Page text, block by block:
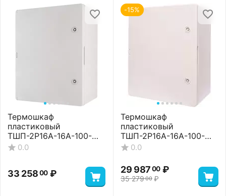
Термошкаф
пластиковый
ТШП-2P16A-16A-100-
504024 Premium
0.0
33 25800 ₽
-15%
Термошкаф
пластиковый
ТШП-2P16A-16A-100-
504024 Standart
0.0
35 27900 ₽
29 98700 ₽